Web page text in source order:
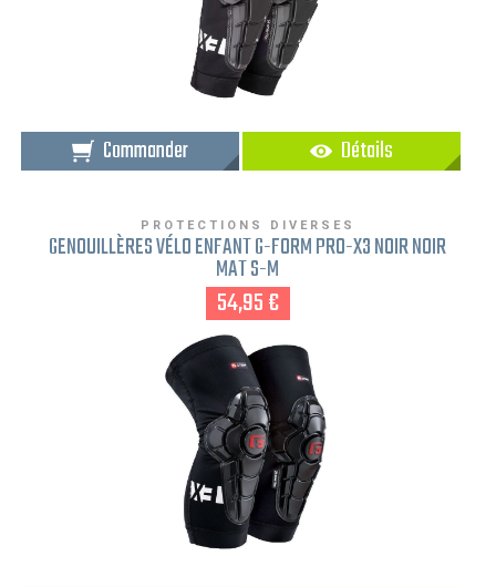
Commander Détails
PROTECTIONS DIVERSES
GENOUILLÈRES VÉLO ENFANT G-FORM PRO-X3 NOIR NOIR
MAT S-M
54,95 €